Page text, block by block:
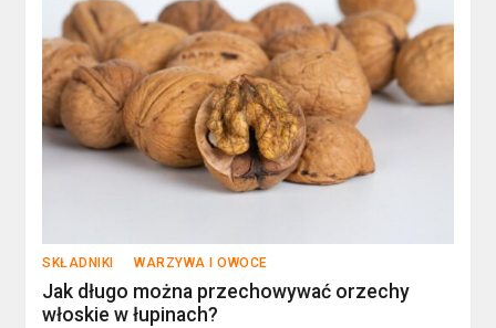
SKŁADNIKI WARZYWA I OWOCE
Jak długo można przechowywać orzechy
włoskie w łupinach?